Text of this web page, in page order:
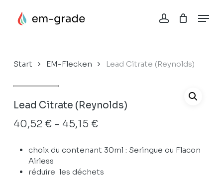
account
Menu
Korb Close
Start EM-Flecken Lead Citrate (Reynolds)
Lead Citrate (Reynolds)
40,52 € – 45,15 €Preisspanne:
bis
45,15 €
choix du contenant 30ml : Seringue ou Flacon
Airless
réduire les déchets